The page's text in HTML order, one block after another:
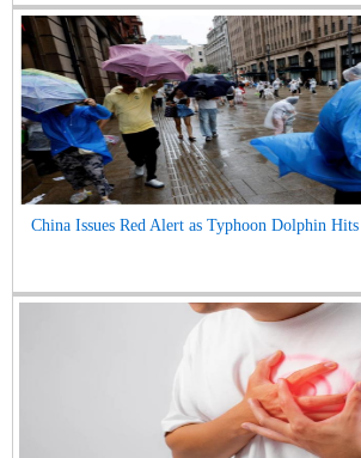
China Issues Red Alert as Typhoon Dolphin Hits